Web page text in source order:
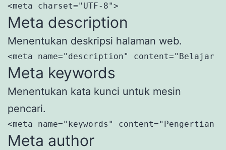
<meta charset="UTF-8">
Meta description
Menentukan deskripsi halaman web.
<meta name="description" content="Belajar
Meta keywords
Menentukan kata kunci untuk mesin
pencari.
<meta name="keywords" content="Pengertian
Meta author